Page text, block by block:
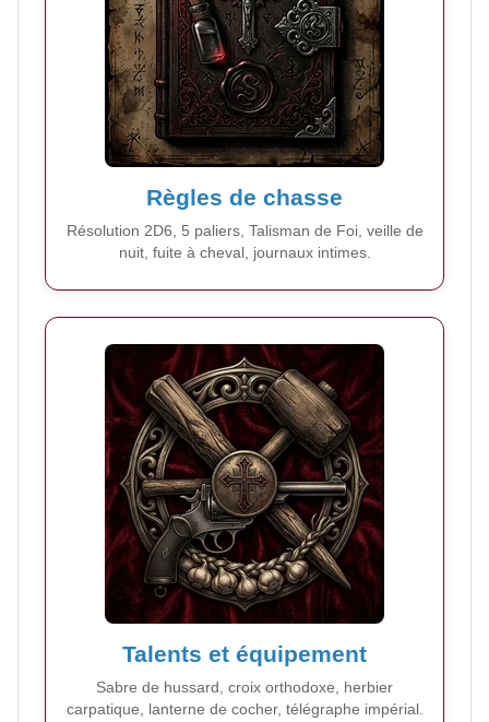
Règles de chasse
Résolution 2D6, 5 paliers, Talisman de Foi, veille de
nuit, fuite à cheval, journaux intimes.
Talents et équipement
Sabre de hussard, croix orthodoxe, herbier
carpatique, lanterne de cocher, télégraphe impérial.